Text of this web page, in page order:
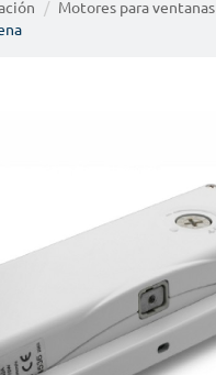
Motores para ventanas